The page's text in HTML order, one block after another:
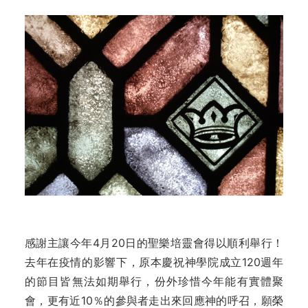
感謝主讓今年4月20日的聖樂培靈會得以順利舉行！
去年在疫情的影響下，原本慶祝神學院成立120週年
的節目皆無法如期舉行，份外珍惜今年能有實體聚
會，更有近10％的參與者走出來回應神的呼召，願榮